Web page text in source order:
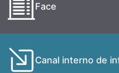
Face
Canal interno de